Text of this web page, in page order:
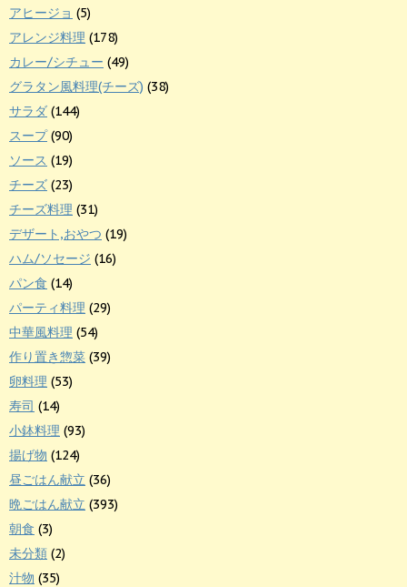
アヒージョ (5)
アレンジ料理 (178)
カレー/シチュー (49)
グラタン風料理(チーズ) (38)
サラダ (144)
スープ(90)
ソース (19)
チーズ (23)
チーズ料理 (31)
デザート,おやつ (19)
ハム/ソセージ (16)
パン食 (14)
パーティ料理 (29)
中華風料理 (54)
作り置き惣菜 (39)
卵料理 (53)
寿司 (14)
小鉢料理 (93)
揚げ物 (124)
昼ごはん献立 (36)
晩ごはん献立 (393)
朝食 (3)
未分類 (2)
汁物 (35)